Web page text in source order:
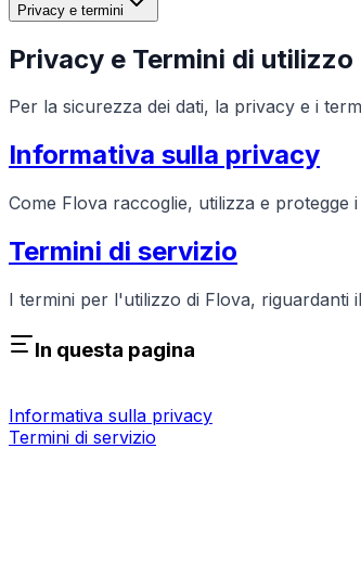
Privacy e termini
Privacy e Termini di utilizzo
Per la sicurezza dei dati, la privacy e i
Informativa sulla privacy
Come Flova raccoglie, utilizza e protegge
Termini di servizio
I termini per l'utilizzo di Flova, riguardanti
In questa pagina
Informativa sulla privacy
Termini di servizio